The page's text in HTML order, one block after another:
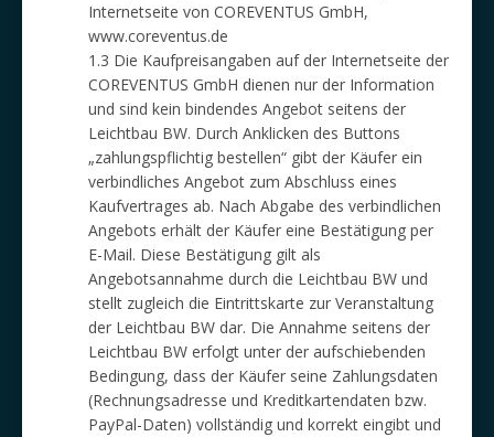
Internetseite von COREVENTUS GmbH,
www.coreventus.de
1.3 Die Kaufpreisangaben auf der Internetseite der
COREVENTUS GmbH dienen nur der Information
und sind kein bindendes Angebot seitens der
Leichtbau BW. Durch Anklicken des Buttons
„zahlungspflichtig bestellen“ gibt der Käufer ein
verbindliches Angebot zum Abschluss eines
Kaufvertrages ab. Nach Abgabe des verbindlichen
Angebots erhält der Käufer eine Bestätigung per
E-Mail. Diese Bestätigung gilt als
Angebotsannahme durch die Leichtbau BW und
stellt zugleich die Eintrittskarte zur Veranstaltung
der Leichtbau BW dar. Die Annahme seitens der
Leichtbau BW erfolgt unter der aufschiebenden
Bedingung, dass der Käufer seine Zahlungsdaten
(Rechnungsadresse und Kreditkartendaten bzw.
PayPal-Daten) vollständig und korrekt eingibt und